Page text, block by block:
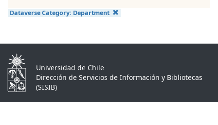
Dataverse Category: Department
Universidad de Chile
Dirección de Servicios de Información y Bibliotecas
(SISIB)